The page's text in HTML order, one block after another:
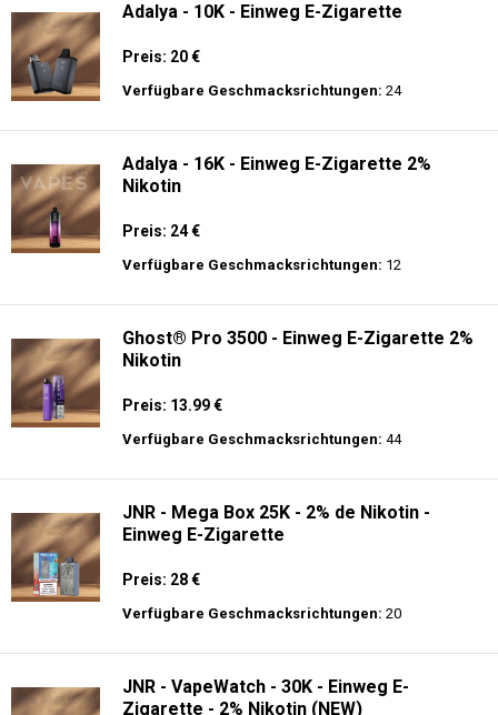
Adalya - 10K - Einweg E-Zigarette
Preis: 20 €
Verfügbare Geschmacksrichtungen: 24
Adalya - 16K - Einweg E-Zigarette 2%
Nikotin
Preis: 24 €
Verfügbare Geschmacksrichtungen: 12
Ghost® Pro 3500 - Einweg E-Zigarette 2%
Nikotin
Preis: 13.99 €
Verfügbare Geschmacksrichtungen: 44
JNR - Mega Box 25K - 2% de Nikotin -
Einweg E-Zigarette
Preis: 28 €
Verfügbare Geschmacksrichtungen: 20
JNR - VapeWatch - 30K - Einweg E-
Zigarette - 2% Nikotin (NEW)